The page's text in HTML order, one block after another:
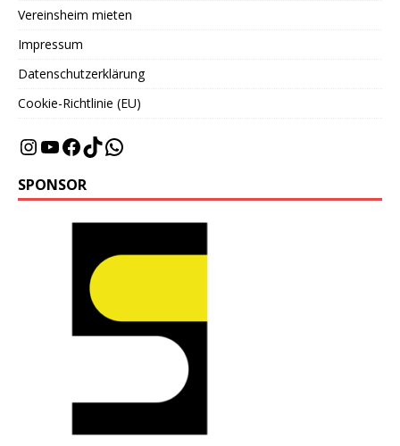
Vereinsheim mieten
Impressum
Datenschutzerklärung
Cookie-Richtlinie (EU)
SPONSOR